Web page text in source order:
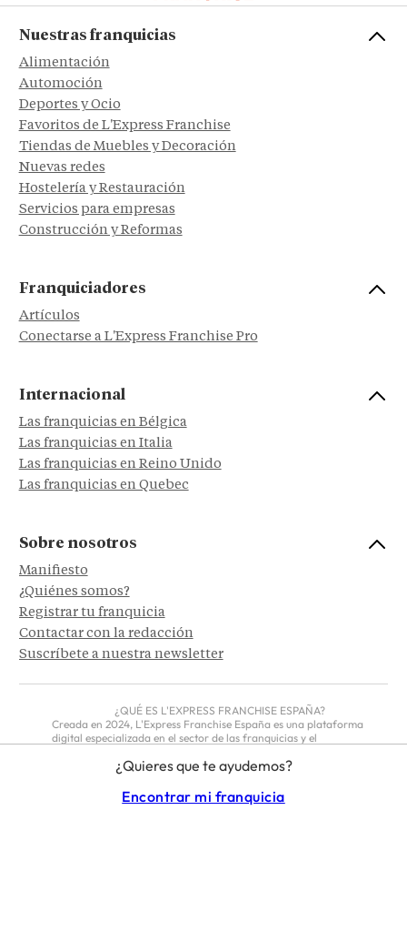
¿Quieres que te ayudemos?
Encontrar mi franquicia
Nuestras franquicias
Alimentación
Automoción
Deportes y Ocio
Favoritos de L'Express Franchise
Tiendas de Muebles y Decoración
Nuevas redes
Hostelería y Restauración
Servicios para empresas
Construcción y Reformas
Franquiciadores
Artículos
Conectarse a L'Express Franchise Pro
Internacional
Las franquicias en Bélgica
Las franquicias en Italia
Las franquicias en Reino Unido
Las franquicias en Quebec
Sobre nosotros
Manifiesto
¿Quiénes somos?
Registrar tu franquicia
Contactar con la redacción
Suscríbete a nuestra newsletter
¿QUÉ ES L'EXPRESS FRANCHISE ESPAÑA?
Creada en 2024, L'Express Franchise España es una plataforma
digital especializada en el sector de las franquicias y el
reportajes, estudios y guías prácticas sobre diferentes modelos de
negocio. Además, pone en contacto a emprendedores e inversores
con marcas nacionales e internacionales interesadas en expandirse
mediante franquicias. Gracias a su directorio de enseñas, este portal